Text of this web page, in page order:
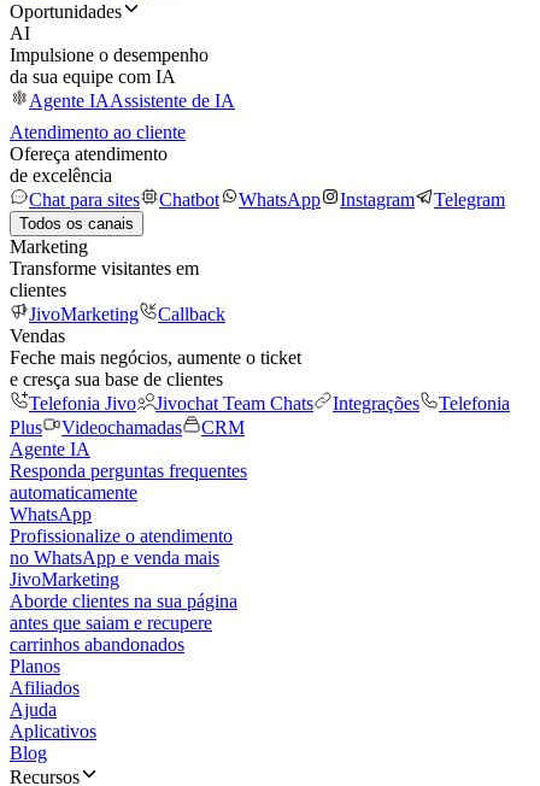
Oportunidades
AI
Impulsione o desempenho
da sua equipe com IA
Agente IAAssistente de IA
Atendimento ao cliente
Ofereça atendimento
de excelência
Chat para sites
Chatbot WhatsApp Instagram Telegram
Todos os canais
Marketing
Transforme visitantes em
clientes
JivoMarketing
Callback
Vendas
Feche mais negócios, aumente o ticket
e cresça sua base de clientes
Telefonia Jivo
Jivochat Team Chats Integrações
Telefonia
Plus
Videochamadas
CRM
Agente IA
Responda perguntas frequentes
automaticamente
WhatsApp
Profissionalize o atendimento
no WhatsApp e venda mais
JivoMarketing
Aborde clientes na sua página
antes que saiam e recupere
carrinhos abandonados
Planos
Afiliados
Ajuda
Aplicativos
Blog
Recursos